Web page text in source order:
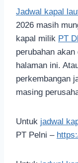
Jadwal kapal
2026 masih
kapal milik PT
perubahan
halaman ini.
perkembangan
masing
Untuk jadwal
PT Pelni –